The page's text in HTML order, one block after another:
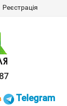
Реєстрація
Telegram